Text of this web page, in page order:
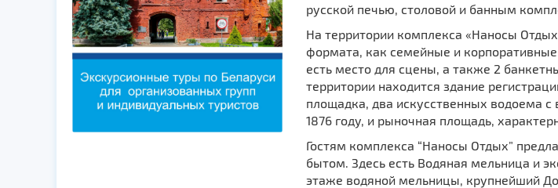
Галереи
Концертные залы
русской печью, столовой и банным
На территории комплекса «Наносы
формата, как семейные и
есть место для сцены, а также 2
территории находится здание
площадка, два искусственных водоема
1876 году, и рыночная площадь,
Гостям комплекса “Наносы Отдых”
бытом. Здесь есть Водяная мельница и
этаже водяной мельницы, крупнейший